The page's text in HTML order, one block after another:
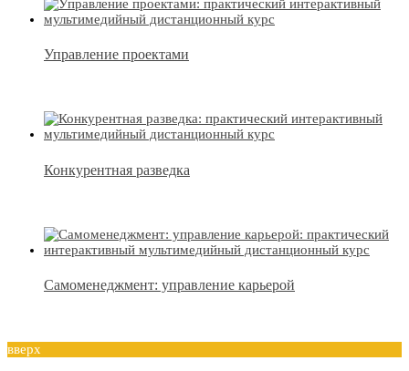
Управление проектами
Конкурентная разведка
Самоменеджмент: управление карьерой
вверх